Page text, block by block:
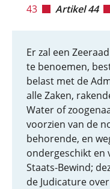
43 Artikel 44
Er zal een
te benoemen,
belast met de
alle Zaken,
Water of
voorzien van de
behorende, en
ondergeschikt en
Staats-Bewind;
de Judicature